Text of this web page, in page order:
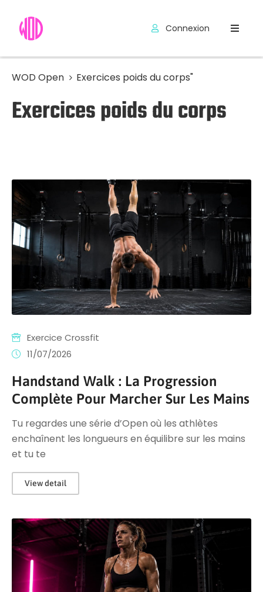
Hyrox
Programmes
Outils
Codes
Promo
Connexion
WOD Open Exercices poids du corps"
Exercices poids du corps
Exercice Crossfit
11/07/2026
Handstand Walk : La Progression
Complète Pour Marcher Sur Les Mains
Tu regardes une série d’Open où les athlètes
enchaînent les longueurs en équilibre sur les mains
et tu te
View detail